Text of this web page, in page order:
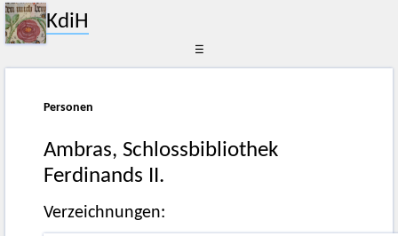
KdiH
☰
Personen
Ambras, Schlossbibliothek
Ferdinands II.
Verzeichnungen: